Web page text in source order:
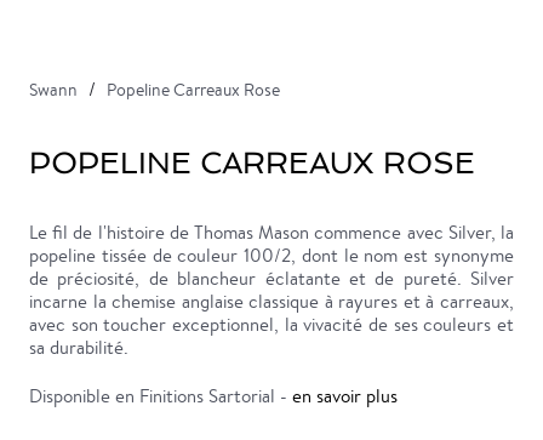
Swann Popeline Carreaux Rose
POPELINE CARREAUX ROSE
Le fil de l'histoire de Thomas Mason commence avec Silver, la
popeline tissée de couleur 100/2, dont le nom est synonyme
de préciosité, de blancheur éclatante et de pureté. Silver
incarne la chemise anglaise classique à rayures et à carreaux,
avec son toucher exceptionnel, la vivacité de ses couleurs et
sa durabilité.
Disponible en Finitions Sartorial - en savoir plus